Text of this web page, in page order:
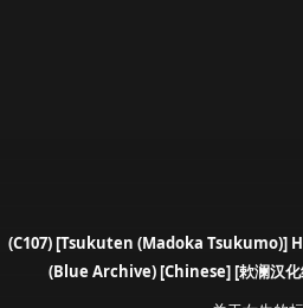
(C107) [Tsukuten (Madoka Tsukumo)]
(Blue Archive) [Chinese] [欶澜汉